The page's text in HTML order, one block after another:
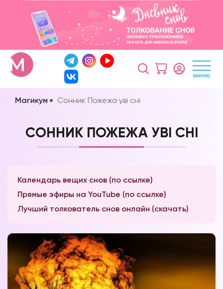
Магикум Сонник Пожежа уві сні
СОННИК ПОЖЕЖА УВІ СНІ
Календарь вещих снов (по ссылке)
Прямые эфиры на YouTube (по ссылке)
Лучший толкователь снов онлайн (скачать)